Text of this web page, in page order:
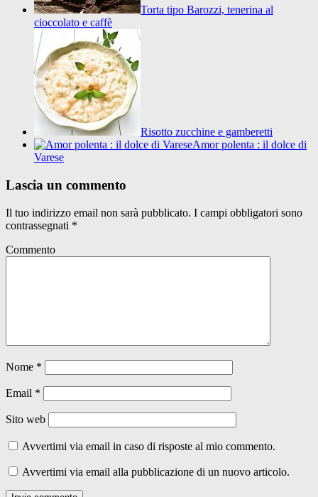
Torta tipo Barozzi, tenerina al
cioccolato e caffè
Risotto zucchine e gamberetti
Amor polenta : il dolce di
Varese
Lascia un commento
Il tuo indirizzo email non sarà pubblicato. I campi obbligatori sono
contrassegnati *
Commento
Nome *
Email *
Sito web
Avvertimi via email in caso di risposte al mio commento.
Avvertimi via email alla pubblicazione di un nuovo articolo.